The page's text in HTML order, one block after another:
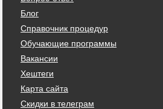
Блог
Справочник процедур
Обучающие программы
Вакансии
Хештеги
Карта сайта
Скидки в телеграм